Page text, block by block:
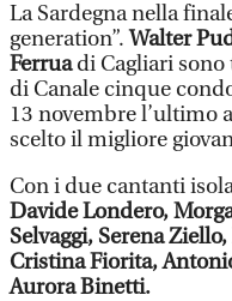
La Sardegna nella
generation”.Walter
Ferruadi Cagliari sono
di Canale cinque
13 novembre l’ultimo
scelto il migliore
Con i due cantanti
Davide Londero,
Selvaggi, Serena
Cristina Fiorita,
Aurora Binetti.